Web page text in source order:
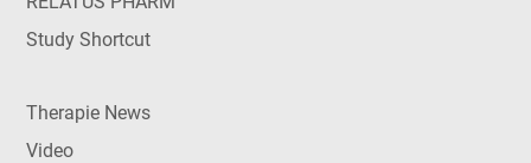
Study Shortcut
Therapie News
Video